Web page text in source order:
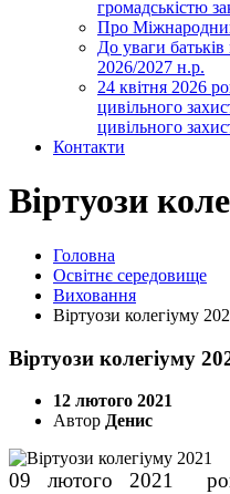
громадськістю
Про
До уваги
2026/2027 н.р.
24 квітня 2026
цивільного
цивільного
Контакти
Віртуози
Головна
Освітнє середовище
Виховання
Віртуози колегіуму
Віртуози колегіуму
12 лютого 2021
Автор Денис
09 лютого 2021